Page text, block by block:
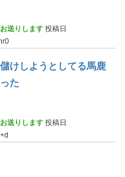
送りします 投稿日
けしようとしてる馬鹿
た
送りします 投稿日